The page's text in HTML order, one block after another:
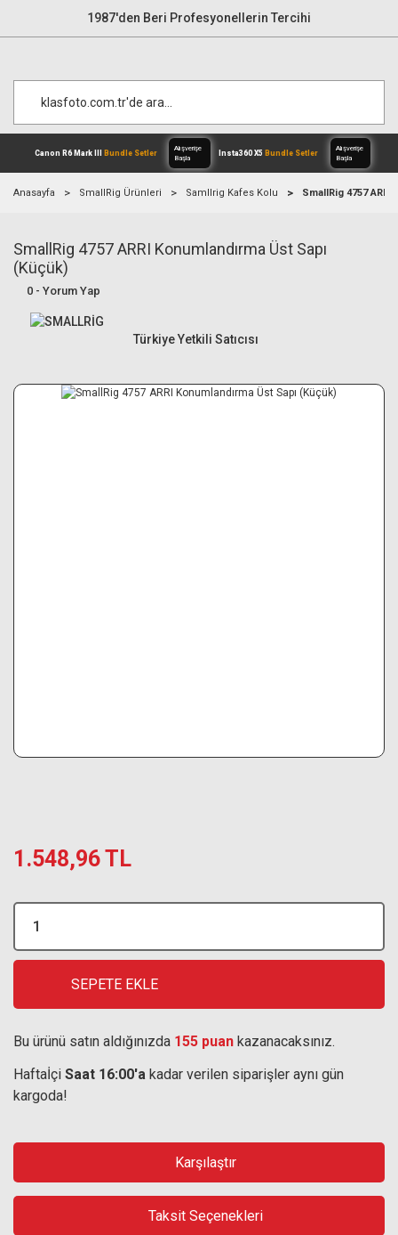
1987'den Beri Profesyonellerin Tercihi
Canon R6 Mark IIIBundle Setler
Alışverişe
Anasayfa SmallRig Ürünleri Samllrig Kafes Kolu SmallRig 4757
SmallRig 4757 ARRI Konumlandırma Üst Sapı
(Küçük)
0 - Yorum Yap
Türkiye Yetkili Satıcısı
1.548,96 TL
SEPETE EKLE
Bu ürünü satın aldığınızda 155 puan kazanacaksınız.
Haftaİçi Saat 16:00'a kadar verilen siparişler aynı gün
kargoda!
Karşılaştır
Taksit Seçenekleri